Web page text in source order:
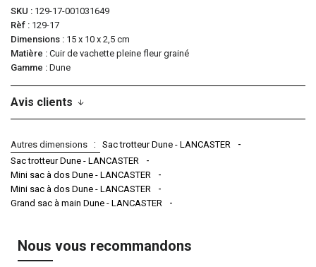
SKU
129-17-001031649
Rèf
129-17
Dimensions
15 x 10 x 2,5 cm
Matière
Cuir de vachette pleine fleur grainé
Gamme
Dune
Avis clients
Autres dimensions
Sac trotteur Dune - LANCASTER
Sac trotteur Dune - LANCASTER
Mini sac à dos Dune - LANCASTER
Mini sac à dos Dune - LANCASTER
Grand sac à main Dune - LANCASTER
Nous vous recommandons